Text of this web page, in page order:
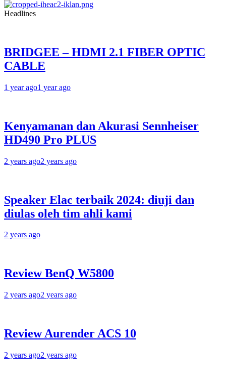
Headlines
BRIDGEE – HDMI 2.1 FIBER OPTIC
CABLE
1 year ago1 year ago
Kenyamanan dan Akurasi Sennheiser
HD490 Pro PLUS
2 years ago2 years ago
Speaker Elac terbaik 2024: diuji dan
diulas oleh tim ahli kami
2 years ago
Review BenQ W5800
2 years ago2 years ago
Review Aurender ACS 10
2 years ago2 years ago